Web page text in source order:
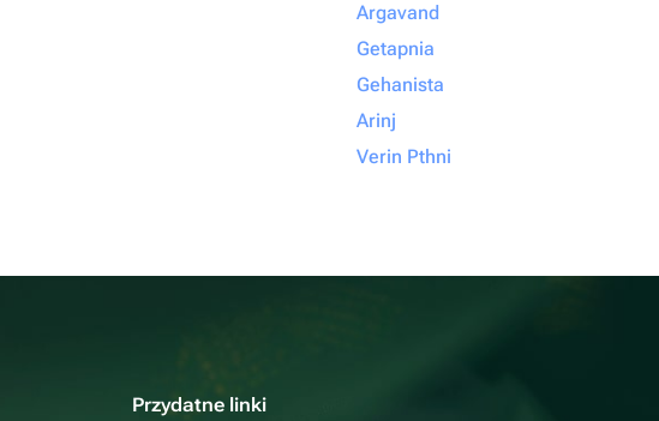
Argavand
Getapnia
Gehanista
Arinj
Verin Pthni
Przydatne linki